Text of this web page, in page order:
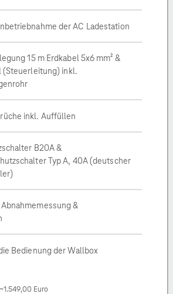
der AC Ladestation
15 m Erdkabel 5x6 mm² &
(Steuerleitung) inkl.
inkl. Auffüllen
B20A &
Typ A, 40A (deutscher
&
Bedienung der Wallbox
Euro